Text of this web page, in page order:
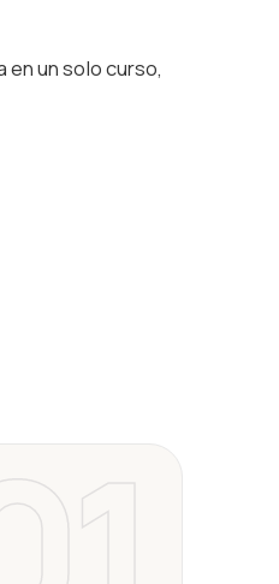
en un solo curso,